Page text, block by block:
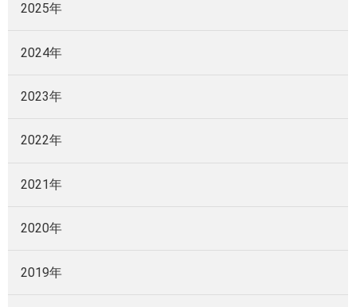
2025年
2024年
2023年
2022年
2021年
2020年
2019年